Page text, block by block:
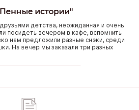
истории"
детства, неожиданная и очень
посидеть вечером в кафе, вспомнить
нам предложили разные снэки, среди
На вечер мы заказали три разных